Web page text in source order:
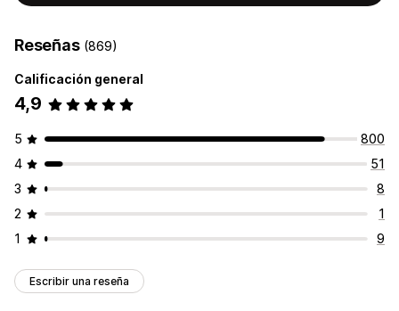
Reseñas (869)
Calificación general
4,9
5
800
4
51
3
8
2
1
1
9
Escribir una reseña